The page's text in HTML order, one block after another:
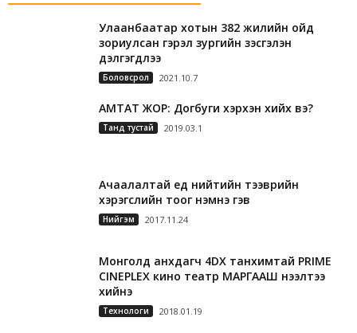
Улаанбаатар хотын 382 жилийн ойд
зориулсан гэрэл зургийн үзэсгэлэн
дэлгэгдлээ
Боловсрол 2021.10.7
АМТАТ ЖОР: Догбуги хэрхэн хийх вэ?
Танд тустай 2019.03.1
Ачаалалтай үед нийтийн тээврийн
хэрэгслийн тоог нэмнэ гэв
Нийгэм 2017.11.24
Монголд анхдагч 4DX танхимтай PRIME
CINEPLEX кино театр МАРГААШ нээлтээ
хийнэ
Технологи 2018.01.19